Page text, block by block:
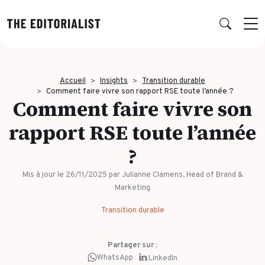
NOS EXPERTISES
Stratégie & Positionnement
Production éditoriale
Formation & Gouvernance
SUCCESS STORIES
PAR SECTEUR
Banque & Assurance
Finance & Private Equity
INSIGHTS
PUBLICATIONS
Book RSE
Études, Notes de recherche & Benchmarks
THÉMATIQUE À LA UNE
Audiences & distribution
À PROPOS
L’AGENCE
Notre réseau d’experts
Nos engagements RSE
Accueil Insights
Transition durable
Comment faire vivre son rapport RSE toute l’année ?
Comment faire vivre son
rapport RSE toute l’année
?
Mis à jour le 26/11/2025 par Julianne Clamens, Head of Brand &
Marketing
Transition durable
Partager sur :
WhatsApp
LinkedIn